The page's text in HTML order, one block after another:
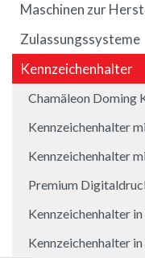
Maschinen zur
Zulassungssysteme
Kennzeichenhalter
Chamäleon Doming
Kennzeichenhalter
Kennzeichenhalter
Premium
Kennzeichenhalter in
Kennzeichenhalter